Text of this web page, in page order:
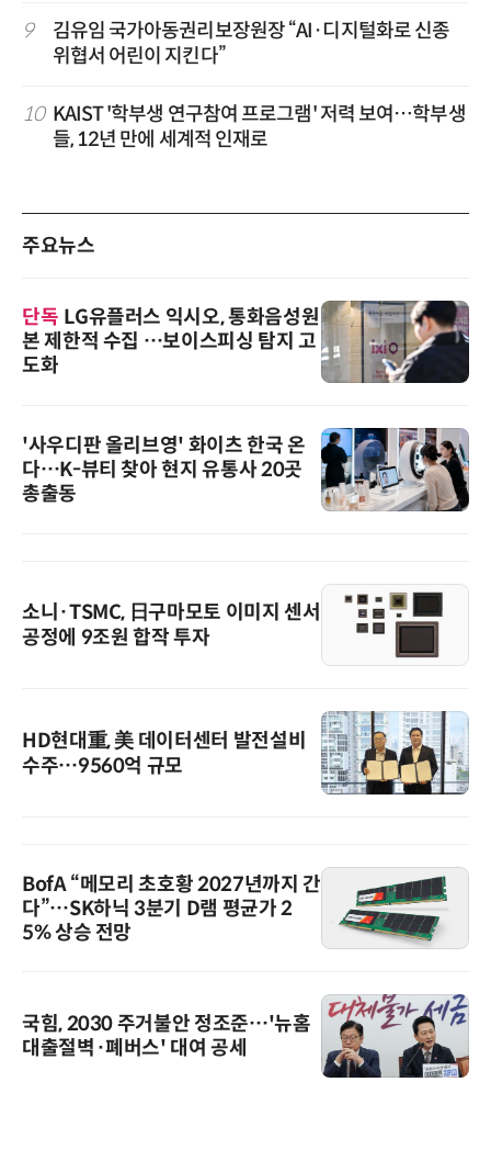
9
김유임 국가아동권리보장원장 “AI·디지털화로 신종
위협서 어린이 지킨다”
10 KAIST '학부생 연구참여 프로그램' 저력 보여…학부생
들, 12년 만에 세계적 인재로
주요뉴스
단독 LG유플러스 익시오, 통화음성원
본 제한적 수집 …보이스피싱 탐지 고
도화
'사우디판 올리브영' 화이츠 한국 온
다…K-뷰티 찾아 현지 유통사 20곳
총출동
소니·TSMC, 日구마모토 이미지 센서
공정에 9조원 합작 투자
HD현대重, 美 데이터센터 발전설비
수주…9560억 규모
BofA “메모리 초호황 2027년까지 간
다”…SK하닉 3분기 D램 평균가 2
5% 상승 전망
국힘, 2030 주거불안 정조준…'뉴홈
대출절벽·폐버스' 대여 공세